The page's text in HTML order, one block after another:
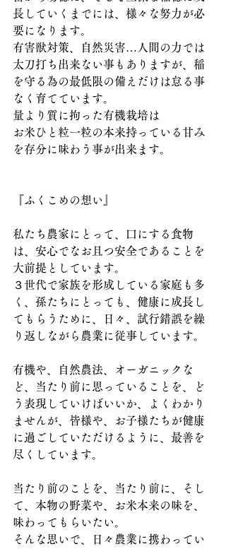
長していくまでには、様々な努力が必
要になります。
有害獣対策、自然災害…人間の力では
太刀打ち出来ない事もありますが、稲
を守る為の最低限の備えだけは怠る事
なく育てています。
量より質に拘った有機栽培は
お米ひと粒一粒の本来持っている甘み
を存分に味わう事が出来ます。
『ふくこめの想い』
私たち農家にとって、口にする食物
は、安心でなお且つ安全であることを
大前提としています。
３世代で家族を形成している家庭も多
く、孫たちにとっても、健康に成長し
てもらうために、日々、試行錯誤を繰
り返しながら農業に従事しています。
有機や、自然農法、オーガニックな
ど、当たり前に思っていることを、ど
う表現していけばいいか、よくわかり
ませんが、皆様や、お子様たちが健康
に過ごしていただけるように、最善を
尽くしています。
当たり前のことを、当たり前に、そし
て、本物の野菜や、お米本来の味を、
味わってもらいたい。
そんな思いで、日々農業に携わってい